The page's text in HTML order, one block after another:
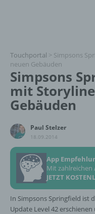
Touchportal > Simpsons
neuen Gebäuden
Simpsons
mit
Gebäuden
Paul Stelzer
18.09.2014
App
Mit zahlreichen
JETZT
In Simpsons Springfield ist
Update Level 42